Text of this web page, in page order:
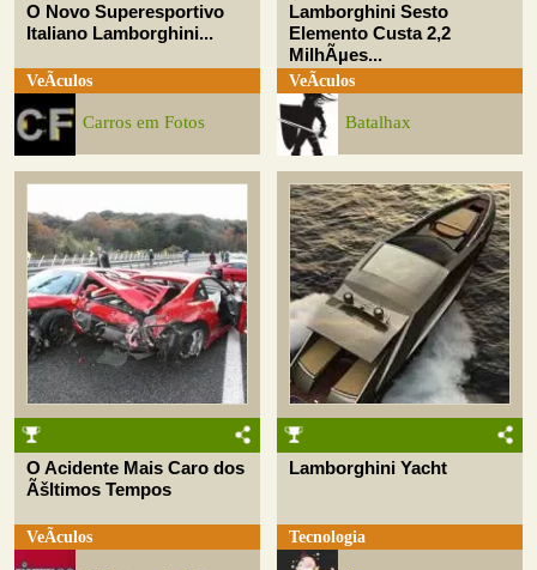
O Novo Superesportivo
Italiano Lamborghini...
VeÃ­culos
Carros em Fotos
Lamborghini Sesto
Elemento Custa 2,2
MilhÃµes...
VeÃ­culos
Batalhax
O Acidente Mais Caro dos
Ãšltimos Tempos
VeÃ­culos
Lamborghini Yacht
Tecnologia